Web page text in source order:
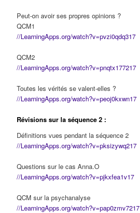
Peut-on avoir ses propres opinions ?
QCM1
//LearningApps.org/watch?v=pvzi0qdq317
QCM2
//LearningApps.org/watch?v=pnqtx177217
Toutes les vérités se valent-elles ?
//LearningApps.org/watch?v=peoj0kxwn17
Révisions sur la séquence 2 :
Définitions vues pendant la séquence 2
//LearningApps.org/watch?v=pksizywq217
Questions sur le cas Anna.O
//LearningApps.org/watch?v=pjkxfea1v17
QCM sur la psychanalyse
//LearningApps.org/watch?v=pap0zmv7217